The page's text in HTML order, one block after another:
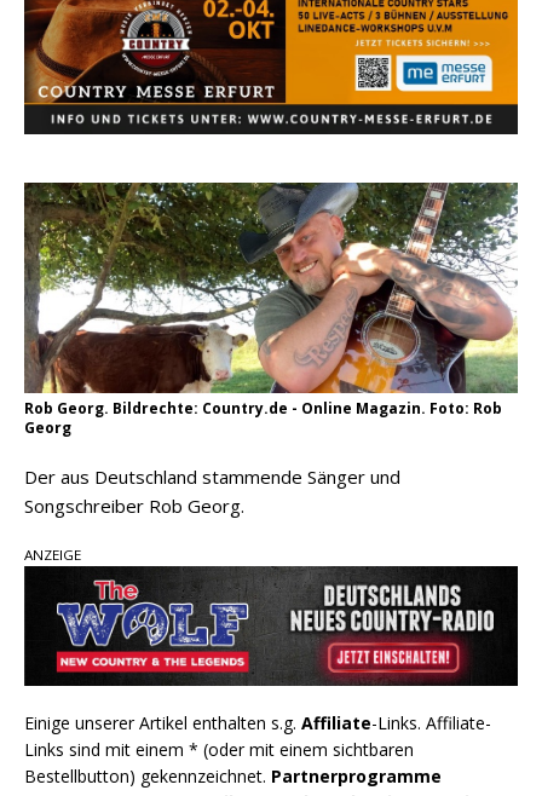
pez veröffentlicht neue Single „Late Night
Talks“ – eine Hymne auf unvergessliche
Sommernächte
Randy Travis veröffentlicht mit „I Don’t Care“
Ben Gallaher kehrt zu seinen Wurzeln zurück –
„Taylor Gold“ zeigt die Kraft der Akustik
Rob Georg. Bildrechte: Country.de - Online Magazin. Foto: Rob
Georg
Der aus Deutschland stammende Sänger und
Songschreiber Rob Georg.
ANZEIGE
Einige unserer Artikel enthalten s.g. Affiliate-Links. Affiliate-
Links sind mit einem * (oder mit einem sichtbaren
Bestellbutton) gekennzeichnet. Partnerprogramme